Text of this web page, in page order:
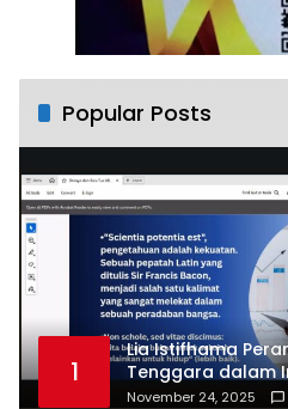
Popular Posts
1
Lia Istifhama
Tenggara dalam
Internasional
November 24, 2025